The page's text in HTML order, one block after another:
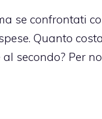
se confrontati
Quanto
secondo? Per